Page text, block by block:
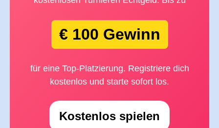
€ 100 Gewinn
für eine Top-Platzierung. Registriere dich
kostenlos und starte sofort los.
Kostenlos spielen